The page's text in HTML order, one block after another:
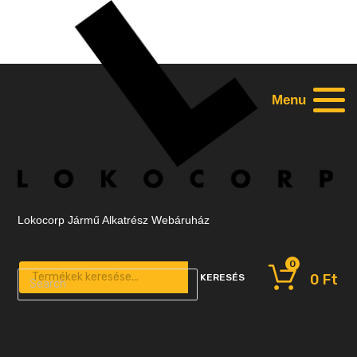
Products search
KERESÉS 0 Ft
0
Lokocorp Jármű Alkatrész Webáruház
Menu